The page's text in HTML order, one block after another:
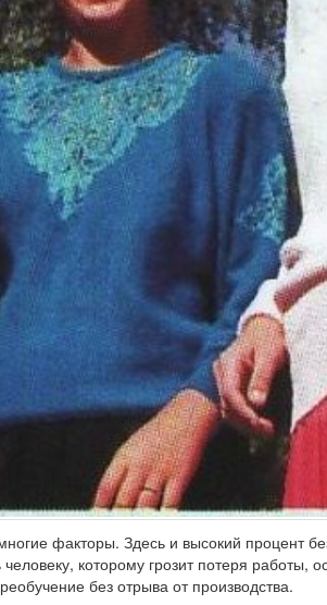
факторы. Здесь и высокий процент
которому грозит потеря
без отрыва от производства.